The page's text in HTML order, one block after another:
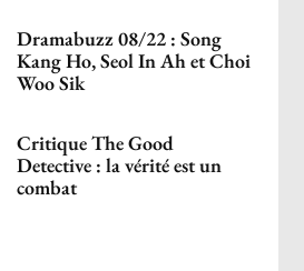
Dramabuzz 08/22 : Song
Kang Ho, Seol In Ah et Choi
Woo Sik
Critique The Good
Detective : la vérité est un
combat